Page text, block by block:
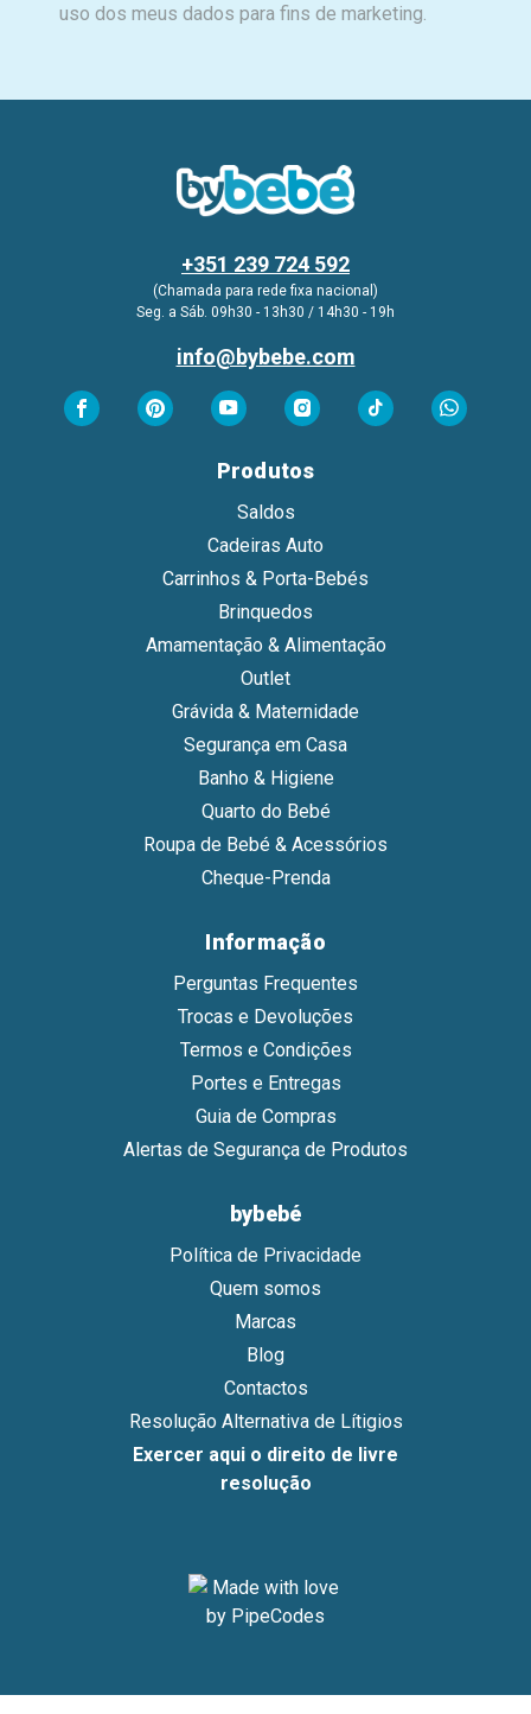
uso dos meus dados para fins de marketing.
+351 239 724 592
(Chamada para rede fixa nacional)
Seg. a Sáb. 09h30 - 13h30 / 14h30 - 19h
info@bybebe.com
Produtos
Saldos
Cadeiras Auto
Carrinhos & Porta-Bebés
Brinquedos
Amamentação & Alimentação
Outlet
Grávida & Maternidade
Segurança em Casa
Banho & Higiene
Quarto do Bebé
Roupa de Bebé & Acessórios
Cheque-Prenda
Informação
Perguntas Frequentes
Trocas e Devoluções
Termos e Condições
Portes e Entregas
Guia de Compras
Alertas de Segurança de Produtos
bybebé
Política de Privacidade
Quem somos
Marcas
Blog
Contactos
Resolução Alternativa de Lítigios
Exercer aqui o direito de livre
resolução